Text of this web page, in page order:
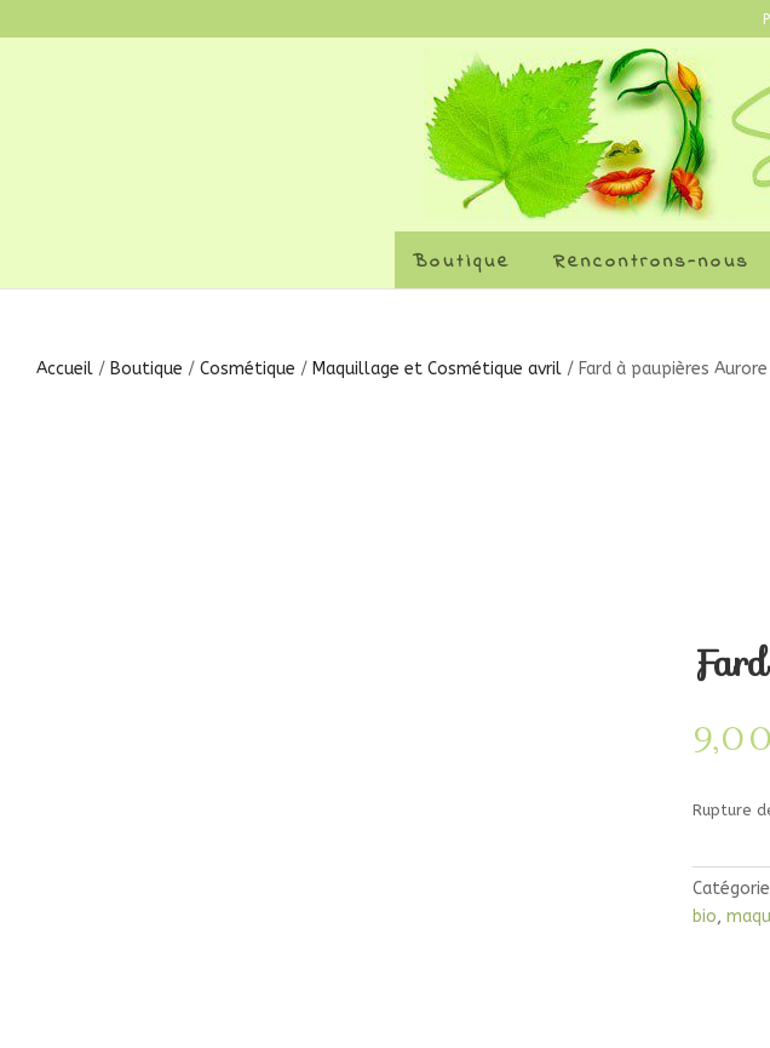
Boutique Rencontrons-nous
Accueil / Boutique / Cosmétique / Maquillage et Cosmétique avril / Fard à paupières
Rupture
bio,